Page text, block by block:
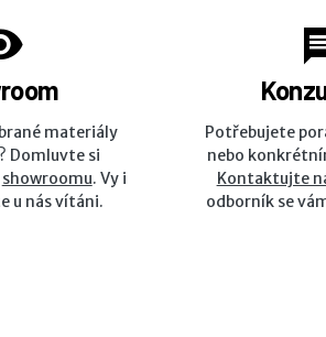
materiály
Domluvte si
showroomu. Vy i
u nás vítáni.
Potřebujete
nebo
Kontaktujte
odborník se